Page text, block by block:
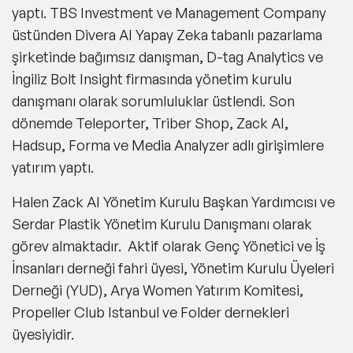
yaptı. TBS Investment ve Management Company
üstünden Divera AI Yapay Zeka tabanlı pazarlama
şirketinde bağımsız danışman, D-tag Analytics ve
İngiliz Bolt Insight firmasında yönetim kurulu
danışmanı olarak sorumluluklar üstlendi. Son
dönemde Teleporter, Triber Shop, Zack AI,
Hadsup, Forma ve Media Analyzer adlı girişimlere
yatırım yaptı.
Halen Zack AI Yönetim Kurulu Başkan Yardımcısı ve
Serdar Plastik Yönetim Kurulu Danışmanı olarak
görev almaktadır. Aktif olarak Genç Yönetici ve İş
İnsanları derneği fahri üyesi, Yönetim Kurulu Üyeleri
Derneği (YUD), Arya Women Yatırım Komitesi,
Propeller Club Istanbul ve Folder dernekleri
üyesiyidir.